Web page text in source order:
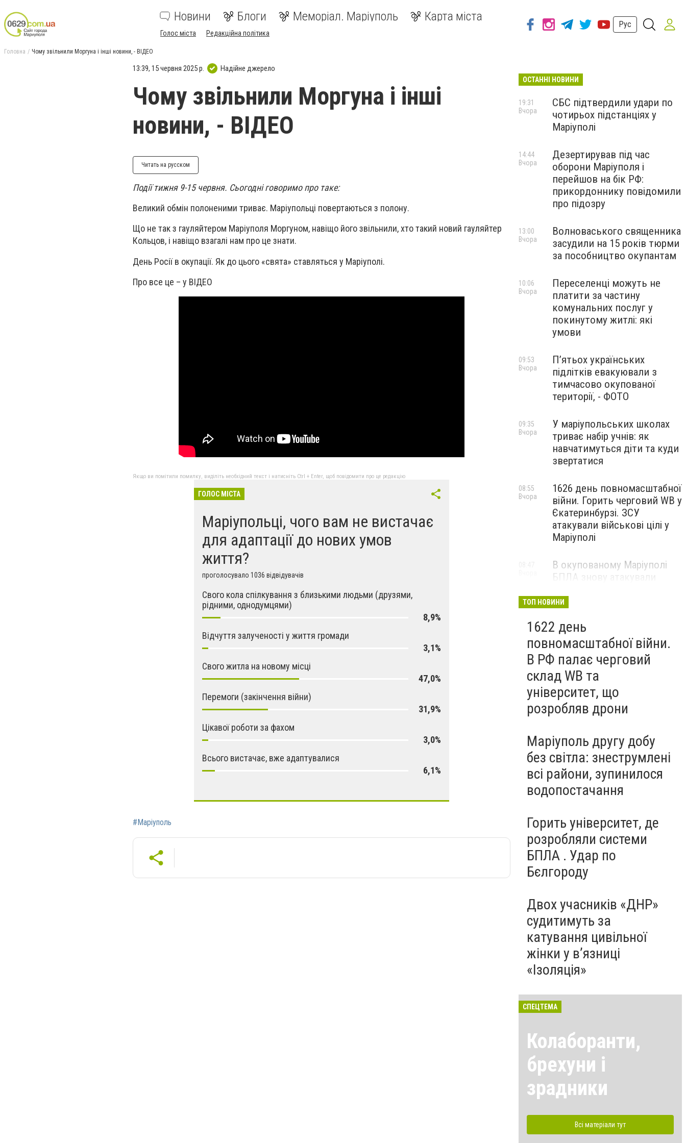
Новини Блоги Меморіал. Маріуполь Карта міста
Голос міста Редакційна політика
Рус
Головна Чому звільнили Моргуна і інші новини, - ВІДЕО
13:39, 15 червня 2025 р. Надійне джерело
Чому звільнили Моргуна і інші
новини, - ВІДЕО
Читать на русском
Події тижня 9-15 червня. Сьогодні говоримо про таке:
Великий обмін полоненими триває. Маріупольці повертаються з полону.
Що не так з гауляйтером Маріуполя Моргуном, навіщо його звільнили, хто такий новий гауляйтер
Кольцов, і навіщо взагалі нам про це знати.
День Росії в окупації. Як до цього «свята» ставляться у Маріуполі.
Про все це – у ВІДЕО
Якщо ви помітили помилку, виділіть необхідний текст і натисніть Ctrl + Enter, щоб повідомити про це редакцію
ГОЛОС МІСТА
Маріупольці, чого вам не вистачає
для адаптації до нових умов
життя?
проголосувало 1036 відвідувачів
Свого кола спілкування з близькими людьми (друзями,
рідними, однодумцями)
8,9%
Відчуття залученості у життя громади
3,1%
Свого житла на новому місці
47,0%
Перемоги (закінчення війни)
31,9%
Цікавої роботи за фахом
3,0%
Всього вистачає, вже адаптувалися
6,1%
#Маріуполь
ОСТАННІ НОВИНИ
СБС підтвердили удари по
чотирьох підстанціях у
Маріуполі
19:31
Вчора
Дезертирував під час
оборони Маріуполя і
перейшов на бік РФ:
прикордоннику повідомили
про підозру
14:44
Вчора
Волноваського священника
засудили на 15 років тюрми
за пособництво окупантам
13:00
Вчора
Переселенці можуть не
платити за частину
комунальних послуг у
покинутому житлі: які
умови
10:06
Вчора
П’ятьох українських
підлітків евакуювали з
тимчасово окупованої
території, - ФОТО
09:53
Вчора
У маріупольських школах
триває набір учнів: як
навчатимуться діти та куди
звертатися
09:35
Вчора
1626 день повномасштабної
війни. Горить черговий WB у
Єкатеринбурзі. ЗСУ
атакували військові цілі у
Маріуполі
08:55
Вчора
В окупованому Маріуполі
БПЛА знову атакували
— ВІДЕО
ТОП НОВИНИ
1622 день
повномасштабної війни.
В РФ палає черговий
склад WB та
університет, що
розробляв дрони
Маріуполь другу добу
без світла: знеструмлені
всі райони, зупинилося
водопостачання
Горить університет, де
розробляли системи
БПЛА . Удар по
Бєлгороду
Двох учасників «ДНР»
судитимуть за
катування цивільної
жінки у в’язниці
«Ізоляція»
СПЕЦТЕМА
Колаборанти,
брехуни і
зрадники
Всі матеріали тут